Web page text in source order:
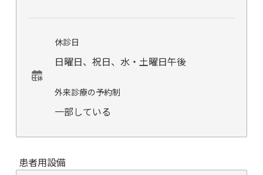
休診日
日曜日、祝日、水・土曜日午後
外来診療の予約制
一部している
患者用設備